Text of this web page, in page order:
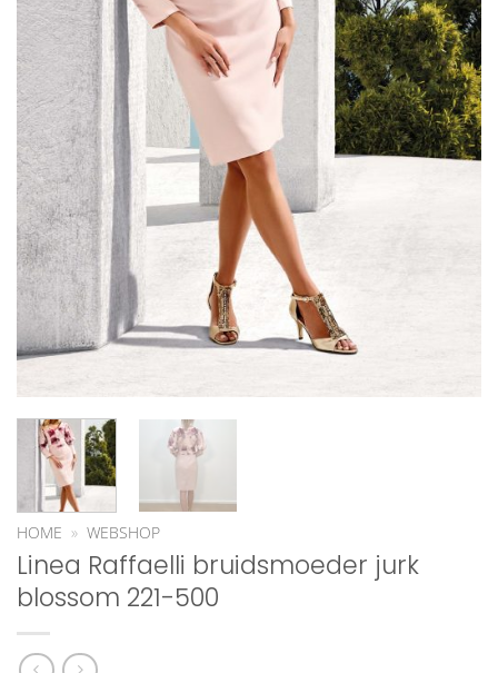
HOME » WEBSHOP
Linea Raffaelli bruidsmoeder jurk
blossom 221-500